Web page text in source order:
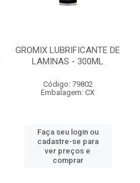
GROMIX LUBRIFICANTE DE
LAMINAS - 300ML
Código: 79802
Embalagem: CX
Faça seu login ou
cadastre-se para
ver preços e
comprar